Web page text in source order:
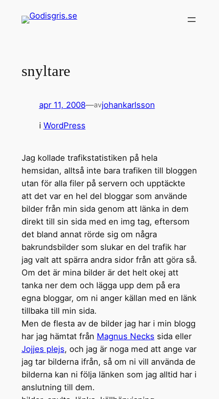
snyltare
apr 11, 2008—avjohankarlsson
i WordPress
Jag kollade trafikstatistiken på hela
hemsidan, alltså inte bara trafiken till bloggen
utan för alla filer på servern och upptäckte
att det var en hel del bloggar som använde
bilder från min sida genom att länka in dem
direkt till sin sida med en img tag, eftersom
det bland annat rörde sig om några
bakrundsbilder som slukar en del trafik har
jag valt att spärra andra sidor från att göra så.
Om det är mina bilder är det helt okej att
tanka ner dem och lägga upp dem på era
egna bloggar, om ni anger källan med en länk
tillbaka till min sida.
Men de flesta av de bilder jag har i min blogg
har jag hämtat från Magnus Necks sida eller
Jojjes plejs, och jag är noga med att ange var
jag tar bilderna ifrån, så om ni vill använda de
bilderna kan ni följa länken som jag alltid har i
anslutning till dem.